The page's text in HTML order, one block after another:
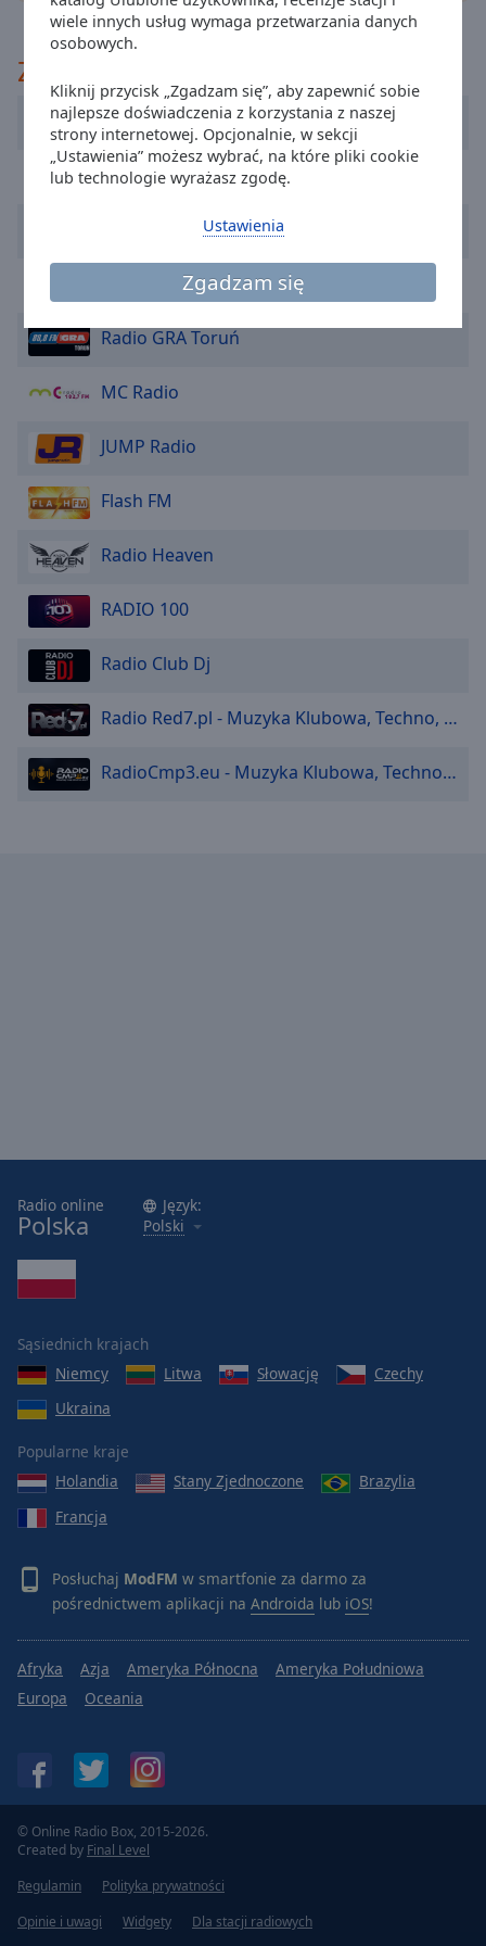
wiele innych usług wymaga przetwarzania danych
osobowych.
Kliknij przycisk „Zgadzam się”, aby zapewnić sobie
najlepsze doświadczenia z korzystania z naszej
strony internetowej. Opcjonalnie, w sekcji
„Ustawienia” możesz wybrać, na które pliki cookie
lub technologie wyrażasz zgodę.
Zgadzam się
Ustawienia
cancel
close
window.
Background
Opacity
Caption
Area
Background
Color
Opacity
Font
Size
Text
Zaleca
Radio Minimal mix
Radio Club Party
RadioParty.pl
Radio Sympatyk
Radio GRA Toruń
MC Radio
JUMP Radio
Flash FM
Radio Heaven
RADIO 100
Radio Club Dj
Radio Red7.pl - Muzyka Klubowa, Techno, Dance
RadioCmp3.eu - Muzyka Klubowa, Techno, Dance
Radio online
Polska
Język:
Polski
Sąsiednich krajach
Niemcy
Litwa Słowację
Czechy
Ukraina
Popularne kraje
Holandia
Stany Zjednoczone
Brazylia
Francja
Posłuchaj ModFM w smartfonie za darmo za
pośrednictwem aplikacji na Androida lub iOS!
Afryka Azja Ameryka Północna
Ameryka Południowa
Europa
Oceania
© Online Radio Box, 2015-2026.
Created by Final Level
Regulamin
Polityka prywatności
Opinie i uwagi
Widgety Dla stacji radiowych